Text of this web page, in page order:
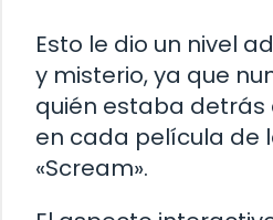
Esto le dio un nivel
y misterio, ya que
quién estaba
en cada película de
«Scream».